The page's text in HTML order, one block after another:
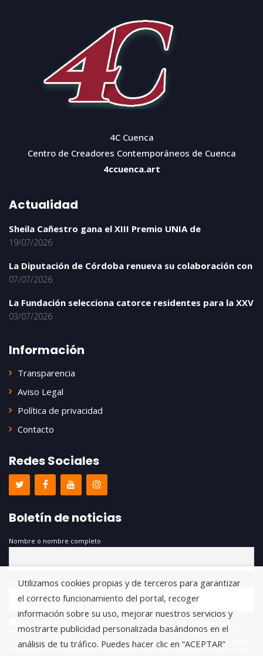
4C Cuenca
Centro de Creadores Contemporáneos de Cuenca
4ccuenca.art
Actualidad
Sheila Cañestro gana el XIII Premio UNIA de
19/07/2026
La Diputación de Córdoba renueva su colaboración con
07/07/2026
La Fundación selecciona catorce residentes para la XXV
03/07/2026
Información
Transparencia
Aviso Legal
Política de privacidad
Contacto
Redes Sociales
Boletín de noticias
Nombre o nombre completo
Email
responsable del tratamiento de estos datos es FUNDACIÓN ANTONIO GALA y
la finalidad de este es la gestión de las suscripciones a nuestro boletín
informativo, encontrándonos legitimados para este tratamiento a través del
Utilizamos cookies propias y de terceros para garantizar
el correcto funcionamiento del portal, recoger
información sobre su uso, mejorar nuestros servicios y
mostrarte publicidad personalizada basándonos en el
análisis de tu tráfico. Puedes hacer clic en “ACEPTAR”